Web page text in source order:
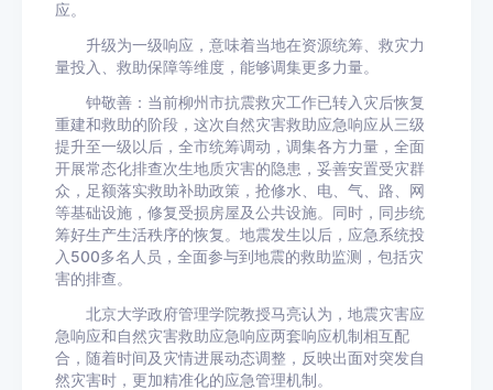
应。
升级为一级响应，意味着当地在资源统筹、救灾力
量投入、救助保障等维度，能够调集更多力量。
钟敬善：当前柳州市抗震救灾工作已转入灾后恢复
重建和救助的阶段，这次自然灾害救助应急响应从三级
提升至一级以后，全市统筹调动，调集各方力量，全面
开展常态化排查次生地质灾害的隐患，妥善安置受灾群
众，足额落实救助补助政策，抢修水、电、气、路、网
等基础设施，修复受损房屋及公共设施。同时，同步统
筹好生产生活秩序的恢复。地震发生以后，应急系统投
入500多名人员，全面参与到地震的救助监测，包括灾
害的排查。
北京大学政府管理学院教授马亮认为，地震灾害应
急响应和自然灾害救助应急响应两套响应机制相互配
合，随着时间及灾情进展动态调整，反映出面对突发自
然灾害时，更加精准化的应急管理机制。